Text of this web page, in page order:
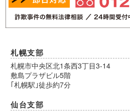
札幌支部
札幌市中央区北1条西3丁目3-14
敷島プラザビル5階
｢札幌駅｣徒歩約7分
仙台支部